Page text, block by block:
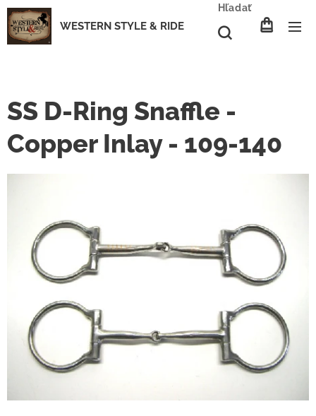
WESTERN STYLE & RIDE
Hľadať
SS D-Ring Snaffle -
Copper Inlay - 109-140